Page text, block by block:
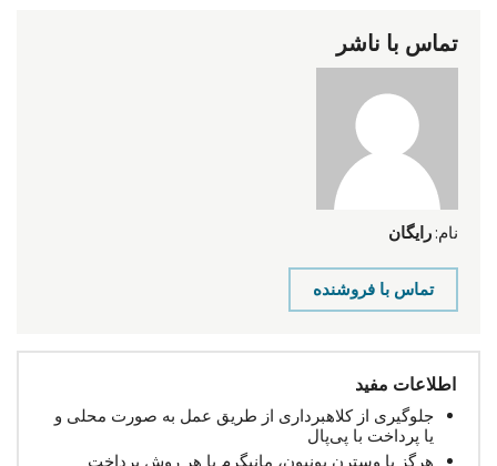
تماس با ناشر
نام: رایگان
تماس با فروشنده
اطلاعات مفید
جلوگیری از کلاهبرداری از طریق عمل به صورت محلی و
یا پرداخت با پی‌پال